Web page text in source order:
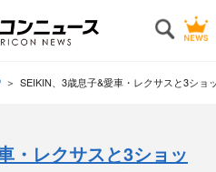
SEIKIN、3歳息子&愛車・レクサスと3シ
・レクサスと3ショッ